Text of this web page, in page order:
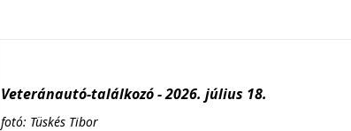
Veteránautó-találkozó - 2026. július 18.
fotó: Tüskés Tibor